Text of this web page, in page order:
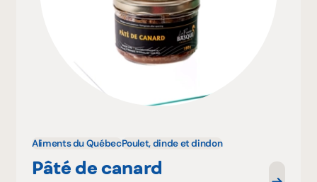
Aliments du QuébecPoulet, dinde et dindon
Pâté de canard